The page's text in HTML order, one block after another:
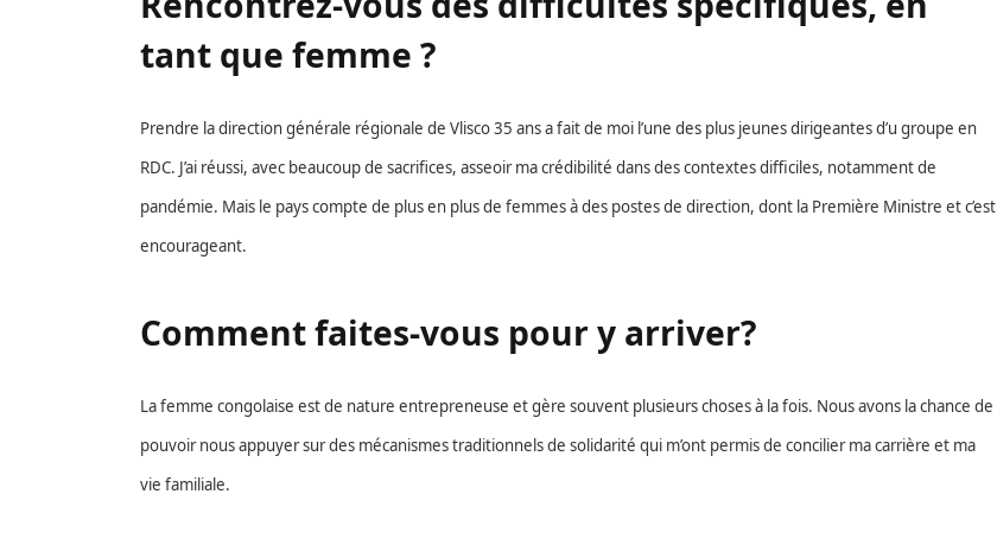
tant que femme ?
Prendre la direction générale régionale de Vlisco 35 ans a fait de moi l’une des plus jeunes dirigeantes d’u groupe en
RDC. J’ai réussi, avec beaucoup de sacrifices, asseoir ma crédibilité dans des contextes difficiles, notamment de
pandémie. Mais le pays compte de plus en plus de femmes à des postes de direction, dont la Première Ministre et c’est
encourageant.
Comment faites-vous pour y arriver?
La femme congolaise est de nature entrepreneuse et gère souvent plusieurs choses à la fois. Nous avons la chance de
pouvoir nous appuyer sur des mécanismes traditionnels de solidarité qui m’ont permis de concilier ma carrière et ma
vie familiale.